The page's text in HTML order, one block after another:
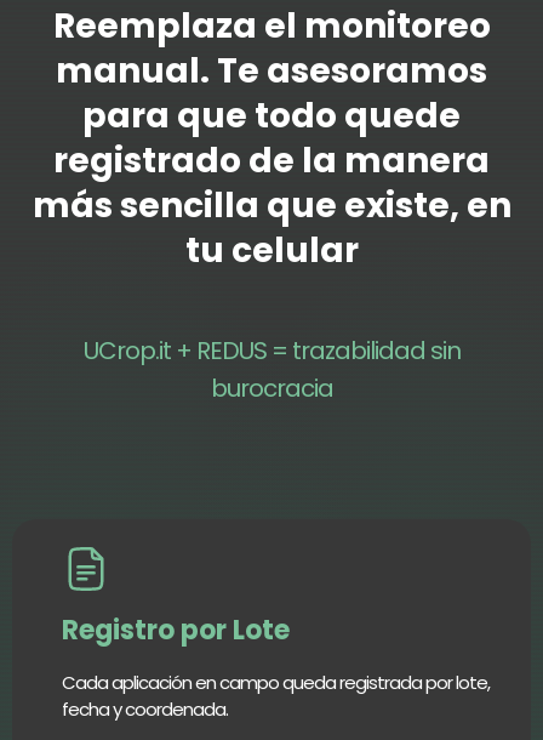
Reemplaza el monitoreo
manual. Te asesoramos
para que todo quede
registrado de la manera
más sencilla que existe, en
tu celular
UCrop.it + REDUS = trazabilidad sin
burocracia
Registro por Lote
Cada aplicación en campo queda registrada por lote,
fecha y coordenada.